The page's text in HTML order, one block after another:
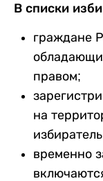
В списки
граждане
правом;
на
временно